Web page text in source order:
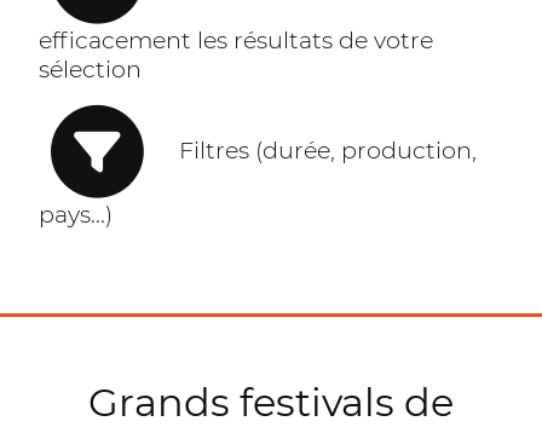
efficacement les résultats de votre
sélection
Filtres (durée, production,
pays...)
Grands festivals de